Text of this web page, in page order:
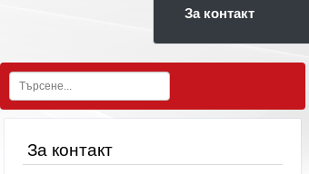
За контакт
За контакт